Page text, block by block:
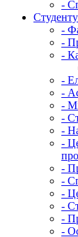
-
Студенту
-
-
-
-
-
-
-
-
-
-
-
-
-
-
-